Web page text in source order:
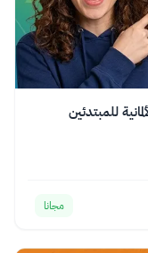
للمبتدئين
مجانا